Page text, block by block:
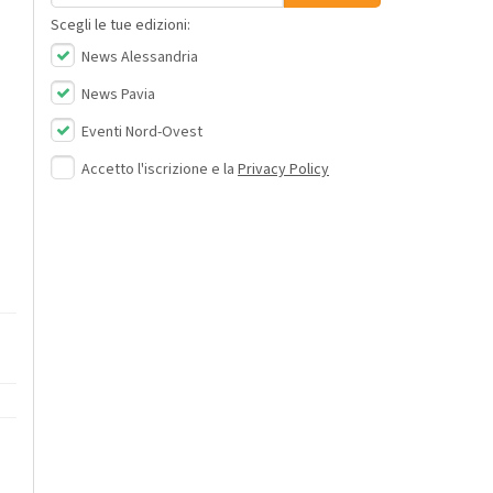
Scegli le tue edizioni:
News Alessandria
News Pavia
Eventi Nord-Ovest
Accetto l'iscrizione e la Privacy Policy